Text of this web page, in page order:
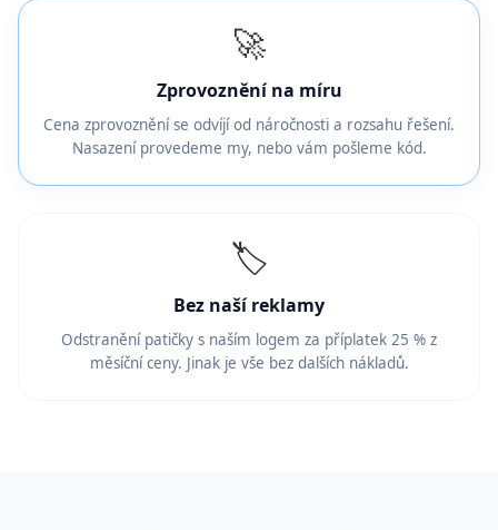
🚀
Zprovoznění na míru
Cena zprovoznění se odvíjí od náročnosti a rozsahu řešení.
Nasazení provedeme my, nebo vám pošleme kód.
🏷️
Bez naší reklamy
Odstranění patičky s naším logem za příplatek 25 % z
měsíční ceny. Jinak je vše bez dalších nákladů.